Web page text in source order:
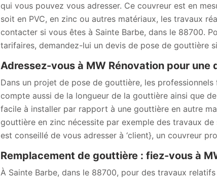
qui vous pouvez vous adresser. Ce couvreur est en
soit en PVC, en zinc ou autres matériaux, les travaux
contacter si vous êtes à Sainte Barbe, dans le 88700.
tarifaires, demandez-lui un devis de pose de gouttière
Adressez-vous à MW Rénovation pour
Dans un projet de pose de gouttière, les
compte aussi de la longueur de la gouttière ainsi que
facile à installer par rapport à une gouttière en autre
gouttière en zinc nécessite par exemple des travaux
est conseillé de vous adresser à ‘client}, un couvreur
Remplacement de gouttière : fiez-vous à
À Sainte Barbe, dans le 88700, pour des travaux